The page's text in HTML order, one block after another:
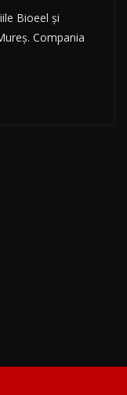
Bioeel şi
Compania